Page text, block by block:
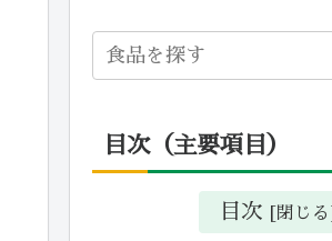
目次（主要項目）
目次